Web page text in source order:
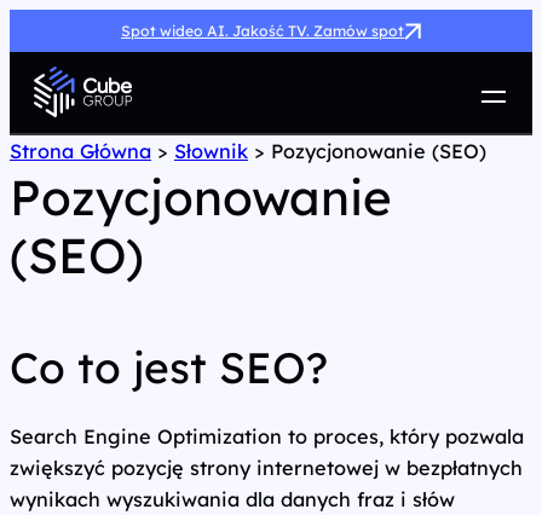
Spot wideo AI. Jakość TV. Zamów spot
Usługi
Jak możemy pomóc
Case Study
Marketing Hub
Kontakt
Strona Główna > Słownik > Pozycjonowanie (SEO)
Pozycjonowanie
(SEO)
Co to jest SEO?
Search Engine Optimization to proces, który pozwala
zwiększyć pozycję strony internetowej w bezpłatnych
wynikach wyszukiwania dla danych fraz i słów